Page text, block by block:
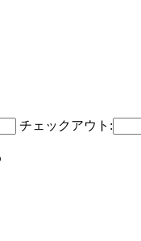
チェックアウト: